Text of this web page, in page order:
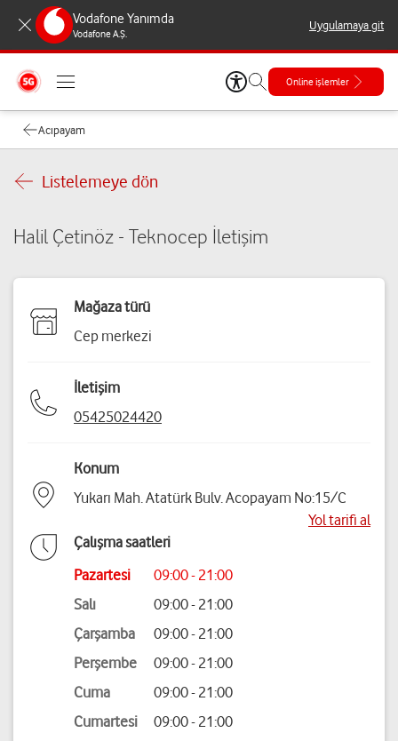
Vodafone Yanımda
Vodafone A.Ş.
Uygulamaya git
Online işlemler
Acıpayam
Listelemeye dön
Halil Çetinöz - Teknocep İletişim
Mağaza türü
Cep merkezi
İletişim
05425024420
Konum
Yukarı Mah. Atatürk Bulv. Acopayam No:15/C
Yol tarifi al
Çalışma saatleri
Pazartesi
09:00 - 21:00
Salı
09:00 - 21:00
Çarşamba
09:00 - 21:00
Perşembe
09:00 - 21:00
Cuma
09:00 - 21:00
Cumartesi
09:00 - 21:00